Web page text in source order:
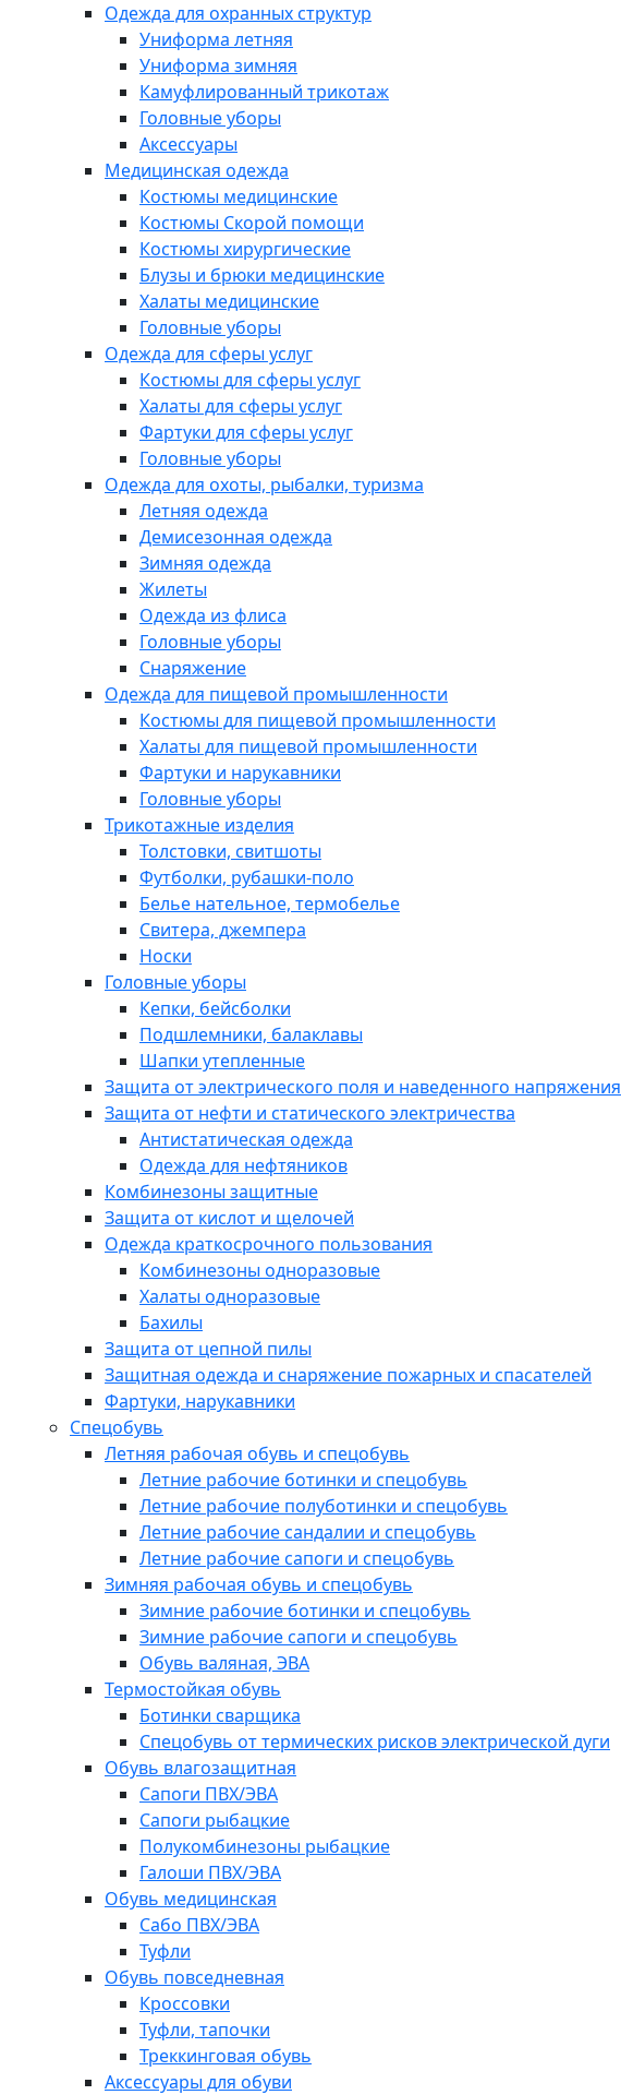
Одежда для охранных структур
Униформа летняя
Униформа зимняя
Камуфлированный трикотаж
Головные уборы
Аксессуары
Медицинская одежда
Костюмы медицинские
Костюмы Скорой помощи
Костюмы хирургические
Блузы и брюки медицинские
Халаты медицинские
Головные уборы
Одежда для сферы услуг
Костюмы для сферы услуг
Халаты для сферы услуг
Фартуки для сферы услуг
Головные уборы
Одежда для охоты, рыбалки, туризма
Летняя одежда
Демисезонная одежда
Зимняя одежда
Жилеты
Одежда из флиса
Головные уборы
Снаряжение
Одежда для пищевой промышленности
Костюмы для пищевой промышленности
Халаты для пищевой промышленности
Фартуки и нарукавники
Головные уборы
Трикотажные изделия
Толстовки, свитшоты
Футболки, рубашки-поло
Белье нательное, термобелье
Свитера, джемпера
Носки
Головные уборы
Кепки, бейсболки
Подшлемники, балаклавы
Шапки утепленные
Защита от электрического поля и наведенного напряжения
Защита от нефти и статического электричества
Антистатическая одежда
Одежда для нефтяников
Комбинезоны защитные
Защита от кислот и щелочей
Одежда краткосрочного пользования
Комбинезоны одноразовые
Халаты одноразовые
Бахилы
Защита от цепной пилы
Защитная одежда и снаряжение пожарных и спасателей
Фартуки, нарукавники
Спецобувь
Летняя рабочая обувь и спецобувь
Летние рабочие ботинки и спецобувь
Летние рабочие полуботинки и спецобувь
Летние рабочие сандалии и спецобувь
Летние рабочие сапоги и спецобувь
Зимняя рабочая обувь и спецобувь
Зимние рабочие ботинки и спецобувь
Зимние рабочие сапоги и спецобувь
Обувь валяная, ЭВА
Термостойкая обувь
Ботинки сварщика
Спецобувь от термических рисков электрической дуги
Обувь влагозащитная
Сапоги ПВХ/ЭВА
Сапоги рыбацкие
Полукомбинезоны рыбацкие
Галоши ПВХ/ЭВА
Обувь медицинская
Сабо ПВХ/ЭВА
Туфли
Обувь повседневная
Кроссовки
Туфли, тапочки
Треккинговая обувь
Аксессуары для обуви